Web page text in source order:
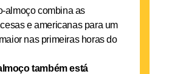
almoço combina as
e americanas para um
nas primeiras horas do
também está